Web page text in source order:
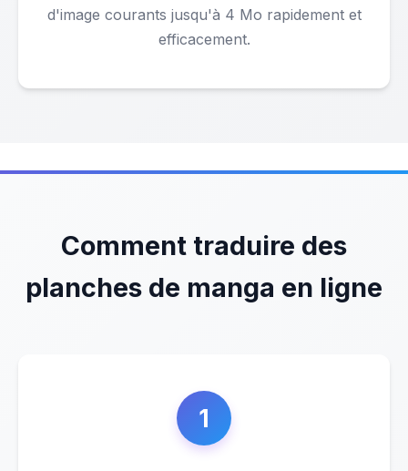
d'image courants jusqu'à 4 Mo rapidement et
efficacement.
Comment traduire des
planches de manga en ligne
1